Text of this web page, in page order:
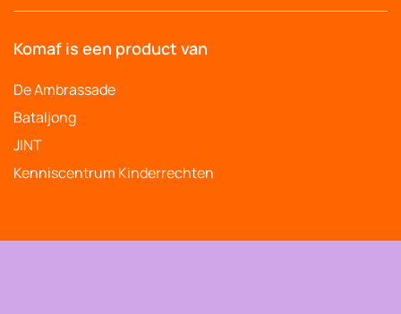
Komaf is een product van
De Ambrassade
Bataljong
JINT
Kenniscentrum Kinderrechten